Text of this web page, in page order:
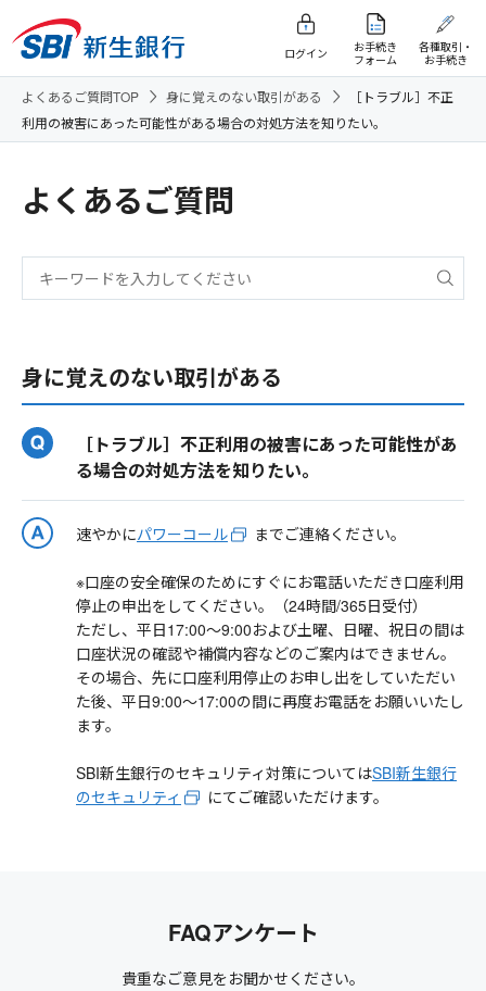
ログイン
お手続き
フォーム
各種取引・
お手続き
よくあるご質問TOP 身に覚えのない取引がある
［トラブル］不正
利用の被害にあった可能性がある場合の対処方法を知りたい。
よくあるご質問
身に覚えのない取引がある
［トラブル］不正利用の被害にあった可能性があ
る場合の対処方法を知りたい。
速やかにパワーコール までご連絡ください。
※口座の安全確保のためにすぐにお電話いただき口座利用
停止の申出をしてください。（24時間/365日受付）
ただし、平日17:00～9:00および土曜、日曜、祝日の間は
口座状況の確認や補償内容などのご案内はできません。
その場合、先に口座利用停止のお申し出をしていただい
た後、平日9:00～17:00の間に再度お電話をお願いいたし
ます。
SBI新生銀行のセキュリティ対策についてはSBI新生銀行
のセキュリティ
にてご確認いただけます。
FAQアンケート
貴重なご意見をお聞かせください。